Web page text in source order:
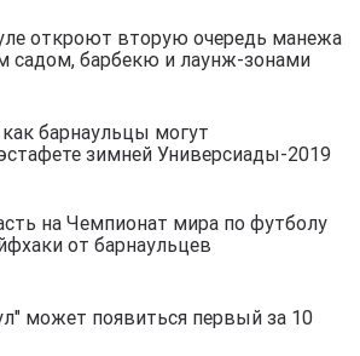
откроют вторую очередь манежа
садом, барбекю и лаунж-зонами
барнаульцы могут
зимней Универсиады-2019
на Чемпионат мира по футболу
от барнаульцев
может появиться первый за 10